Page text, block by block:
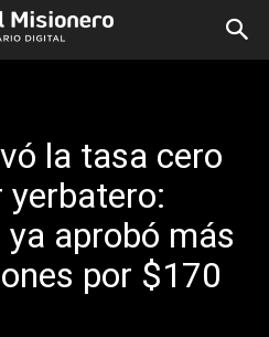
la tasa cero
yerbatero:
aprobó más
por $170